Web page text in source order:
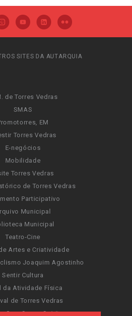
SITES DA AUTARQUIA
de Torres Vedras
SMAS
EM
Torres Vedras
E-negócios
Mobilidade
Torres Vedras
de Torres Vedras
Participativo
Municipal
Municipal
Teatro-Cine
Artes e Criatividade
Joaquim Agostinho
Sentir Cultura
da Atividade Física
de Torres Vedras
Cruz Ocean Spirit